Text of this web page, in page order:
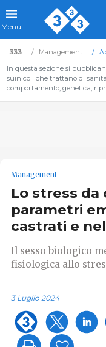
Menu
333 Management
In questa sezione si
suinicoli che trattano di
comportamento, genetica,
Management
Lo stress da
parametri
castrati e
Il sesso biologico
fisiologica allo
3 Luglio 2024